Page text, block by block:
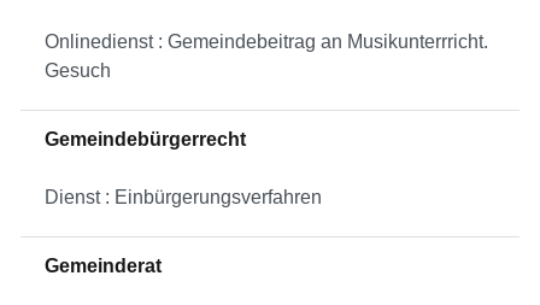
Onlinedienst : Gemeindebeitrag an Musikunterrricht.
Gesuch
Gemeindebürgerrecht
Dienst : Einbürgerungsverfahren
Gemeinderat